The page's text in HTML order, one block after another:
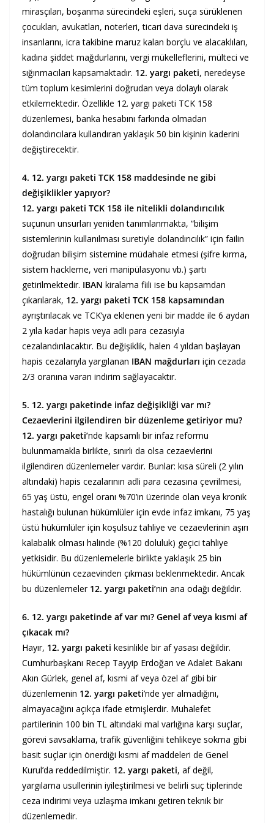
mirasçıları, boşanma sürecindeki eşleri, suça sürüklenen
çocukları, avukatları, noterleri, ticari dava sürecindeki iş
insanlarını, icra takibine maruz kalan borçlu ve alacaklıları,
kadına şiddet mağdurlarını, vergi mükelleflerini, mülteci ve
sığınmacıları kapsamaktadır. 12. yargı paketi, neredeyse
tüm toplum kesimlerini doğrudan veya dolaylı olarak
etkilemektedir. Özellikle 12. yargı paketi TCK 158
düzenlemesi, banka hesabını farkında olmadan
dolandırıcılara kullandıran yaklaşık 50 bin kişinin kaderini
değiştirecektir.
4. 12. yargı paketi TCK 158 maddesinde ne gibi
değişiklikler yapıyor?
12. yargı paketi TCK 158 ile nitelikli dolandırıcılık
suçunun unsurları yeniden tanımlanmakta, “bilişim
sistemlerinin kullanılması suretiyle dolandırıcılık” için failin
doğrudan bilişim sistemine müdahale etmesi (şifre kırma,
sistem hackleme, veri manipülasyonu vb.) şartı
getirilmektedir. IBAN kiralama fiili ise bu kapsamdan
çıkarılarak, 12. yargı paketi TCK 158 kapsamından
ayrıştırılacak ve TCK’ya eklenen yeni bir madde ile 6 aydan
2 yıla kadar hapis veya adli para cezasıyla
cezalandırılacaktır. Bu değişiklik, halen 4 yıldan başlayan
hapis cezalarıyla yargılanan IBAN mağdurları için cezada
2/3 oranına varan indirim sağlayacaktır.
5. 12. yargı paketinde infaz değişikliği var mı?
Cezaevlerini ilgilendiren bir düzenleme getiriyor mu?
12. yargı paketi’nde kapsamlı bir infaz reformu
bulunmamakla birlikte, sınırlı da olsa cezaevlerini
ilgilendiren düzenlemeler vardır. Bunlar: kısa süreli (2 yılın
altındaki) hapis cezalarının adli para cezasına çevrilmesi,
65 yaş üstü, engel oranı %70’in üzerinde olan veya kronik
hastalığı bulunan hükümlüler için evde infaz imkanı, 75 yaş
üstü hükümlüler için koşulsuz tahliye ve cezaevlerinin aşırı
kalabalık olması halinde (%120 doluluk) geçici tahliye
yetkisidir. Bu düzenlemelerle birlikte yaklaşık 25 bin
hükümlünün cezaevinden çıkması beklenmektedir. Ancak
bu düzenlemeler12. yargı paketi’nin ana odağı değildir.
6. 12. yargı paketinde af var mı? Genel af veya kısmi af
çıkacak mı?
Hayır, 12. yargı paketi kesinlikle bir af yasası değildir.
Cumhurbaşkanı Recep Tayyip Erdoğan ve Adalet Bakanı
Akın Gürlek, genel af, kısmi af veya özel af gibi bir
düzenlemenin 12. yargı paketi’nde yer almadığını,
almayacağını açıkça ifade etmişlerdir. Muhalefet
partilerinin 100 bin TL altındaki mal varlığına karşı suçlar,
görevi savsaklama, trafik güvenliğini tehlikeye sokma gibi
basit suçlar için önerdiği kısmi af maddeleri de Genel
Kurul’da reddedilmiştir. 12. yargı paketi, af değil,
yargılama usullerinin iyileştirilmesi ve belirli suç tiplerinde
ceza indirimi veya uzlaşma imkanı getiren teknik bir
düzenlemedir.